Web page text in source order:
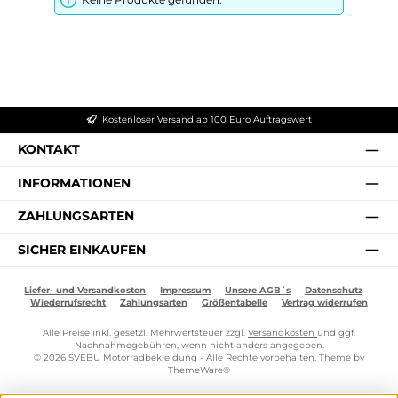
Kostenloser Versand ab 100 Euro Auftragswert
KONTAKT
INFORMATIONEN
ZAHLUNGSARTEN
SICHER EINKAUFEN
Liefer- und Versandkosten Impressum Unsere AGB´s
Datenschutz
Wiederrufsrecht
Zahlungsarten Größentabelle Vertrag widerrufen
Alle Preise inkl. gesetzl. Mehrwertsteuer zzgl. Versandkosten und ggf.
Nachnahmegebühren, wenn nicht anders angegeben.
© 2026 SVEBU Motorradbekleidung - Alle Rechte vorbehalten. Theme by
ThemeWare®